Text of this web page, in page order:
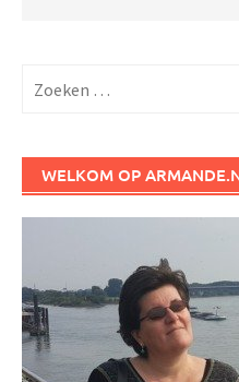
naar:
WELKOM OP